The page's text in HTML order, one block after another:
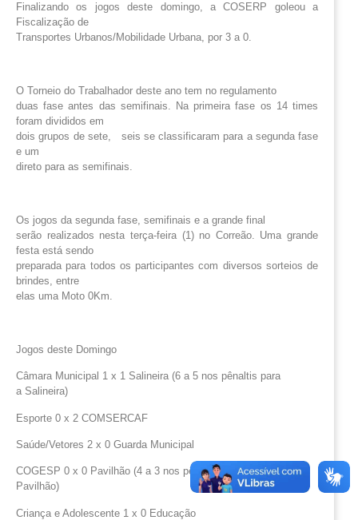
Finalizando os jogos deste domingo, a COSERP goleou a
Fiscalização de
Transportes Urbanos/Mobilidade Urbana, por 3 a 0.
O Torneio do Trabalhador deste ano tem no regulamento
duas fase antes das semifinais. Na primeira fase os 14 times
foram divididos em
dois grupos de sete, seis se classificaram para a segunda fase
e um
direto para as semifinais.
Os jogos da segunda fase, semifinais e a grande final
serão realizados nesta terça-feira (1) no Correão. Uma grande
festa está sendo
preparada para todos os participantes com diversos sorteios de
brindes, entre
elas uma Moto 0Km.
Jogos deste Domingo
Câmara Municipal 1 x 1 Salineira (6 a 5 nos pênaltis para
a Salineira)
Esporte 0 x 2 COMSERCAF
Saúde/Vetores 2 x 0 Guarda Municipal
COGESP 0 x 0 Pavilhão (4 a 3 nos pênaltis para o
Pavilhão)
Criança e Adolescente 1 x 0 Educação